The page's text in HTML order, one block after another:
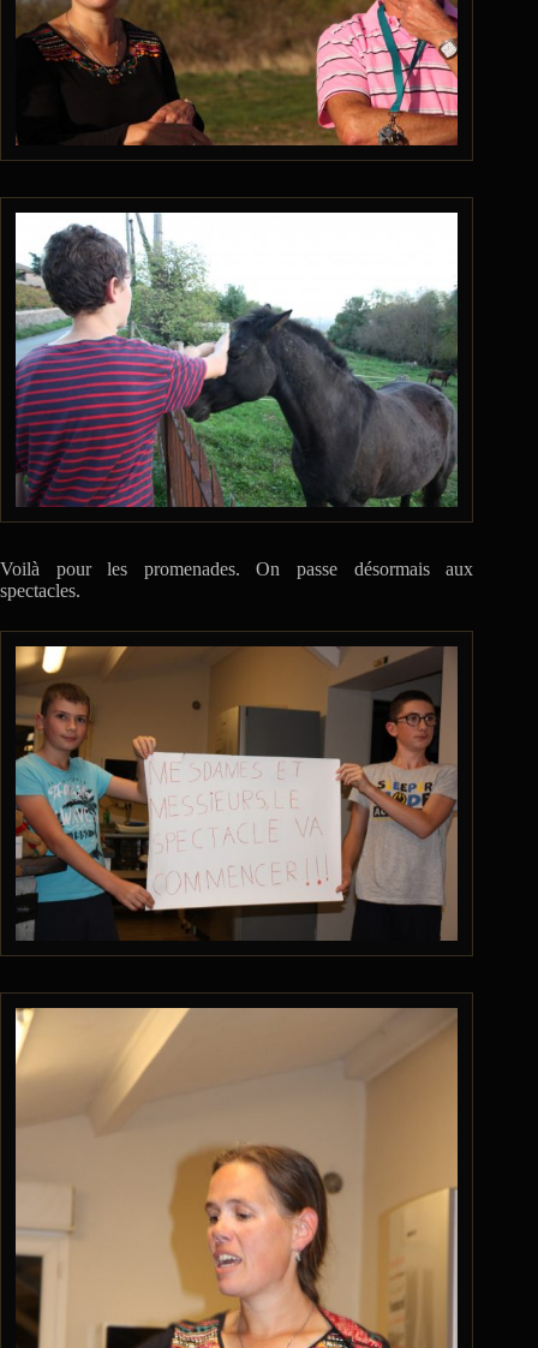
Voilà pour les promenades. On passe désormais aux
spectacles.